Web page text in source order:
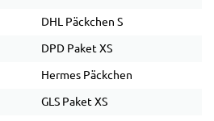
DHL Päckchen S
DPD Paket XS
Hermes Päckchen
GLS Paket XS